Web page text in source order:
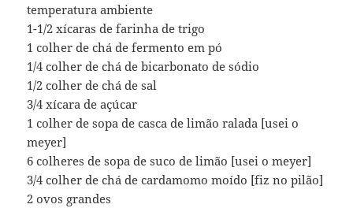
temperatura ambiente
1-1/2 xícaras de farinha de trigo
1 colher de chá de fermento em pó
1/4 colher de chá de bicarbonato de sódio
1/2 colher de chá de sal
3/4 xícara de açúcar
1 colher de sopa de casca de limão ralada [usei o
meyer]
6 colheres de sopa de suco de limão [usei o meyer]
3/4 colher de chá de cardamomo moído [fiz no pilão]
2 ovos grandes